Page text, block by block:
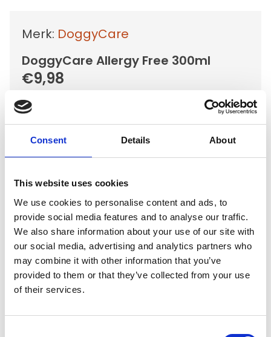
Consent Details About
This website uses cookies
We use cookies to personalise content and ads, to
provide social media features and to analyse our traffic.
We also share information about your use of our site with
our social media, advertising and analytics partners who
may combine it with other information that you’ve
provided to them or that they’ve collected from your use
of their services.
Merk: DoggyCare
DoggyCare Allergy Free 300ml
€9,98
Niet op voorraad
Voor 15.00 uur besteld dezelfde werkdag
verzonden
Verzending €5,95 Nederland
Verzending €7,95 België
In winkelwagen
Gerelateerde producten